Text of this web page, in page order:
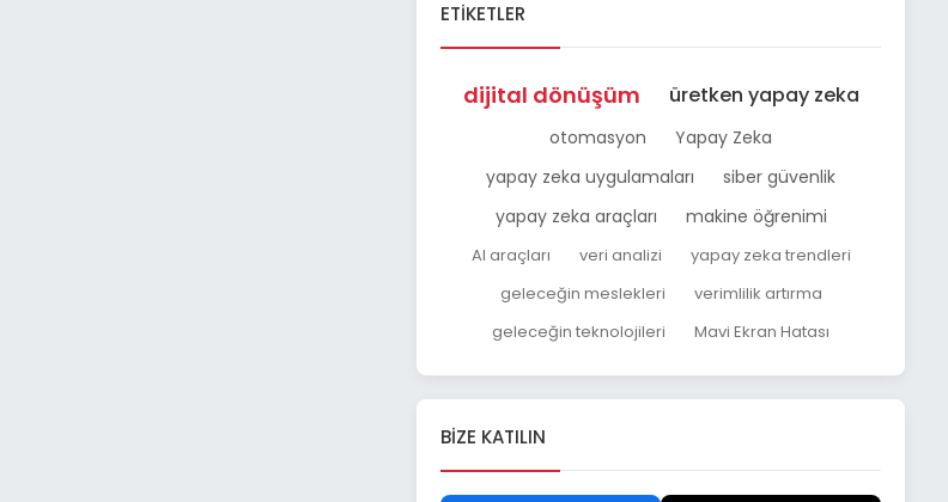
ETIKETLER
dijital dönüşüm üretken yapay zeka
otomasyon
Yapay Zeka
yapay zeka uygulamaları
siber güvenlik
yapay zeka araçları
makine öğrenimi
AI araçları veri analizi
yapay zeka trendleri
geleceğin meslekleri
verimlilik artırma
geleceğin teknolojileri
Mavi Ekran Hatası
BIZE KATILIN